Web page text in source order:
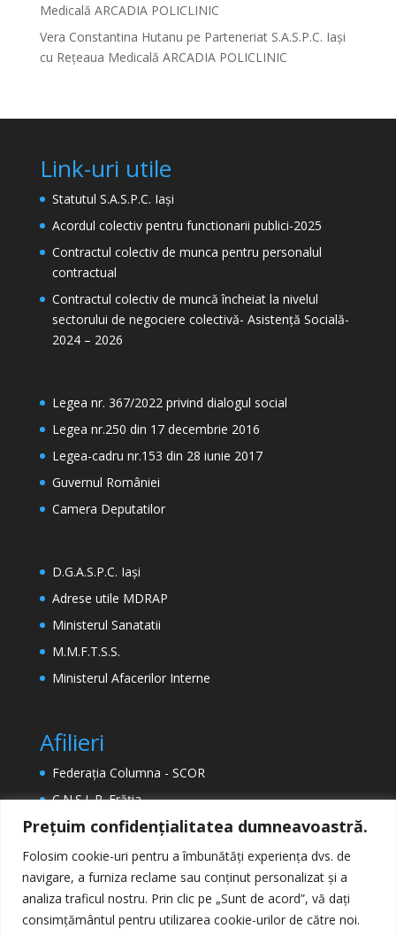
Prețuim confidențialitatea dumneavoastră.
Folosim cookie-uri pentru a îmbunătăți experiența dvs. de
navigare, a furniza reclame sau conținut personalizat și a
analiza traficul nostru. Prin clic pe „Sunt de acord”, vă dați
consimțământul pentru utilizarea cookie-urilor de către noi.
Medicală ARCADIA POLICLINIC
Vera Constantina Hutanu pe Parteneriat S.A.S.P.C. Iași
cu Rețeaua Medicală ARCADIA POLICLINIC
Link-uri utile
Statutul S.A.S.P.C. Iași
Acordul colectiv pentru functionarii publici-2025
Contractul colectiv de munca pentru personalul
contractual
Contractul colectiv de muncă încheiat la nivelul
sectorului de negociere colectivă- Asistență Socială-
2024 – 2026
Legea nr. 367/2022 privind dialogul social
Legea nr.250 din 17 decembrie 2016
Legea-cadru nr.153 din 28 iunie 2017
Guvernul României
Camera Deputatilor
D.G.A.S.P.C. Iași
Adrese utile MDRAP
Ministerul Sanatatii
M.M.F.T.S.S.
Ministerul Afacerilor Interne
Afilieri
Federația Columna - SCOR
C.N.S.L.R. Frăția
ETUC (Confederația Europeană a Sindicatelor)
EPSU (Federația Europeană a Sindicatelor din
Sectorul Public)